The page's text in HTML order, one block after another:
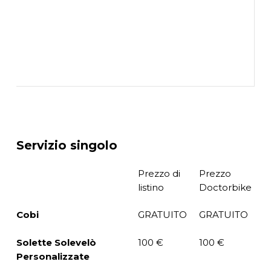
Servizio singolo
Prezzo di
listino
Prezzo
Doctorbike
Cobi GRATUITO GRATUITO
Solette Solevelò
Personalizzate
100 € 100 €